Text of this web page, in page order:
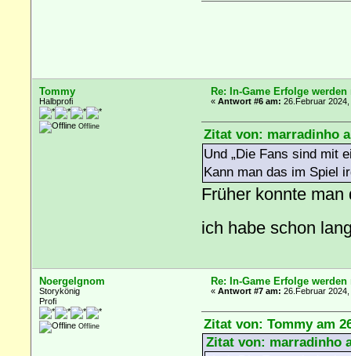
Tommy
Halbprofi
Offline
Re: In-Game Erfolge
«Antwort #6 am: 26.Februar 2024,
Zitat von: marradinho
Und „Die Fans sind mit
Kann man das im Spiel
Früher konnte
ich habe schon
Noergelgnom
Storykönig
Profi
Offline
Re: In-Game Erfolge
«Antwort #7 am: 26.Februar 2024,
Zitat von: Tommy am
Zitat von: marradinho